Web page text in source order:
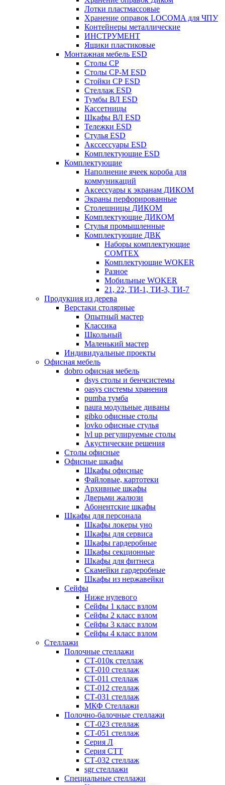
Лотки пластмассовые
Хранение оправок LOCOMA для ЧПУ
Контейнеры металлические
ИНСТРУМЕНТ
Ящики пластиковые
Монтажная мебель ESD
Столы СР
Столы СР-М ESD
Стойки СР ESD
Стеллаж ESD
Тумбы ВЛ ESD
Кассетницы
Шкафы ВЛ ESD
Тележки ESD
Стулья ESD
Акссессуары ESD
Комплектующие ESD
Комплектующие
Наполнение ячеек короба для
коммуникаций
Аксессуары к экранам ДИКОМ
Экраны перфорированные
Cтолешницы ДИКОМ
Комплектующие ДИКОМ
Стулья промышленные
Комплектующие ДВК
Наборы комплектующие
COMTEX
Комплектующие WOKER
Разное
Мобильные WOKER
21, 22, ТИ-1, ТИ-3, ТИ-7
Продукция из дерева
Верстаки столярные
Опытный мастер
Классика
Школьный
Маленький мастер
Индивидуальные проекты
Офисная мебель
dobro офисная мебель
dsys столы и бенчсистемы
oasys системы хранения
pumba тумба
naura модульные диваны
gibko офисные столы
lovko офисные стулья
lvl up регулируемые столы
Акустические решения
Столы офисные
Офисные шкафы
Шкафы офисные
Файловые, картотеки
Архивные шкафы
Дверьми жалюзи
Абонентские шкафы
Шкафы для персонала
Шкафы локеры уно
Шкафы для сервиса
Шкафы гардеробные
Шкафы секционные
Шкафы для фитнеса
Скамейки гардеробные
Шкафы из нержавейки
Сейфы
Ниже нулевого
Сейфы 1 класс взлом
Сейфы 2 класс взлом
Сейфы 3 класс взлом
Сейфы 4 класс взлом
Стеллажи
Полочные стеллажи
СТ-010к стеллаж
СТ-010 стеллаж
СТ-011 стеллаж
СТ-012 стеллаж
СТ-031 стеллаж
МКФ Стеллажи
Полочно-балочные стеллажи
СТ-023 стеллаж
СТ-051 стеллаж
Серия Л
Серия СТТ
СТ-032 стеллаж
sgr стеллажи
Специальные стеллажи